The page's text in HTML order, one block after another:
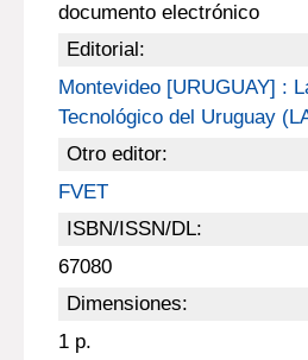
documento electrónico
Editorial:
Montevideo [URUGUAY] :
Tecnológico del Uruguay
Otro editor:
FVET
ISBN/ISSN/DL:
67080
Dimensiones:
1 p.